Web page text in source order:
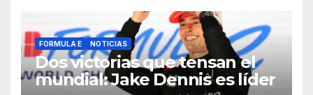
FORMULA E NOTICIAS
Dos victorias que tensan el
mundial: Jake Dennis es líder